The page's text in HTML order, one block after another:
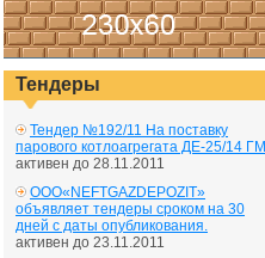
Тендеры
Тендер №192/11 На поставку
парового котлоагрегата ДЕ-25/14 ГМ
активен до 28.11.2011
ООО«NEFTGAZDEPOZIT»
объявляет тендеры сроком на 30
дней с даты опубликования.
активен до 23.11.2011